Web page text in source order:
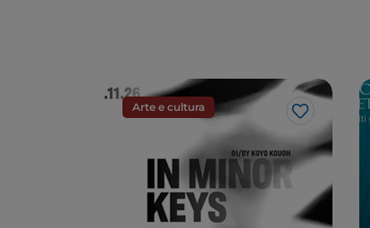
Arte e cultura
Gosto